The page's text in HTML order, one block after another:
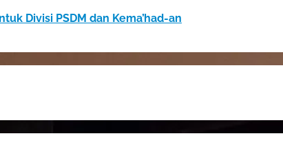
Divisi PSDM dan Kema’had-an